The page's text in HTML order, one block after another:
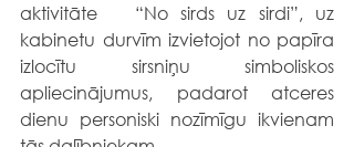
aktivitāte   “No sirds uz sirdi”, uz
kabinetu durvīm izvietojot no papīra
izlocītu sirsniņu simboliskos
apliecinājumus, padarot atceres
dienu personiski nozīmīgu ikvienam